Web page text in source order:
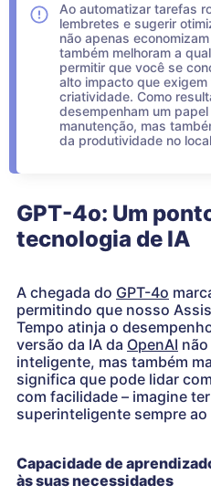
Ao automatizar tarefas
lembretes e sugerir
não apenas
também melhoram a
permitir que você se
alto impacto que
criatividade. Como
desempenham um
manutenção, mas
da produtividade no
GPT-4o: Um
tecnologia de IA
A chegada do GPT-4o
permitindo que nosso
Tempo atinja o
versão da IA da OpenAI
inteligente, mas também
significa que pode lidar
com facilidade – imagine
superinteligente sempre ao
Capacidade de
às suas necessidades